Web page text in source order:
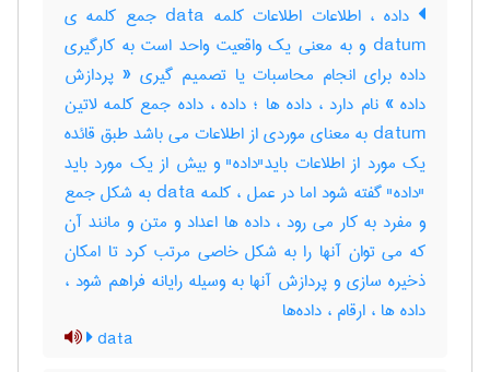
داده ، اطلاعات اطلاعات کلمه data جمع کلمه ی
datum و به معنی یک واقعیت واحد است به کارگیری
داده برای انجام محاسبات یا تصمیم گیری « پردازش
داده » نام دارد ، داده ها ؛ داده ، داده جمع کلمه لاتین
datum به معنای موردی از اطلاعات می باشد طبق قائده
یک مورد از اطلاعات باید"داده" و بیش از یک مورد باید
"داده" گفته شود اما در عمل ، کلمه data به شکل جمع
و مفرد به کار می رود ، داده ها اعداد و متن و مانند آن
که می توان آنها را به شکل خاصی مرتب کرد تا امکان
ذخیره سازی و پردازش آنها به وسیله رایانه فراهم شود ،
داده ها ، ارقام ، داده‌ها
data